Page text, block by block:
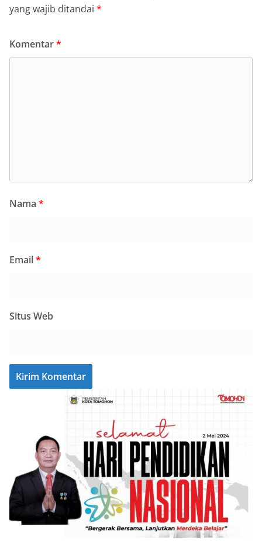
yang wajib ditandai *
Komentar*
Nama *
Email*
Situs Web